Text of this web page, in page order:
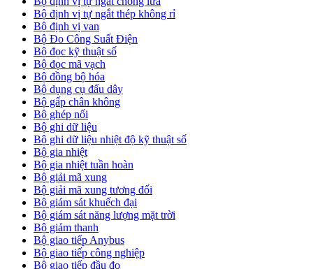
Bộ định vị tự ngắt thép không rỉ
Bộ định vị van
Bộ Đo Công Suất Điện
Bộ đọc kỹ thuật số
Bộ đọc mã vạch
Bộ đồng bộ hóa
Bộ dụng cụ đấu dây
Bộ gấp chân không
Bộ ghép nối
Bộ ghi dữ liệu
Bộ ghi dữ liệu nhiệt độ kỹ thuật số
Bộ gia nhiệt
Bộ gia nhiệt tuần hoàn
Bộ giải mã xung
Bộ giải mã xung tương đối
Bộ giám sát khuếch đại
Bộ giám sát năng lượng mặt trời
Bộ giảm thanh
Bộ giao tiếp Anybus
Bộ giao tiếp công nghiệp
Bộ giao tiếp đầu đo